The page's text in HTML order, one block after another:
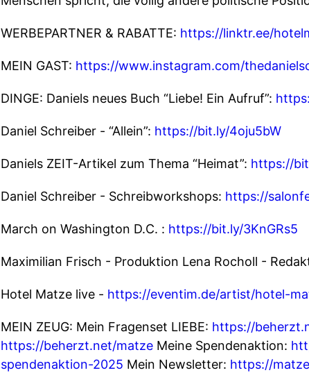
WERBEPARTNER & RABATTE: https://linktr.ee/
MEIN GAST: https://www.instagram.com/
DINGE: Daniels neues Buch “Liebe! Ein Aufruf”:
Daniel Schreiber - “Allein”: https://bit.ly/4oju5bW
Daniels ZEIT-Artikel zum Thema “Heimat”: https://
Daniel Schreiber - Schreibworkshops: https://
March on Washington D.C. : https://bit.ly/3KnGRs5
Maximilian Frisch - Produktion Lena Rocholl -
Hotel Matze live - https://eventim.de/artist/hotel-
MEIN ZEUG: Mein Fragenset LIEBE: https://
https://beherzt.net/matze Meine Spendenaktion:
spendenaktion-2025 Mein Newsletter: https://